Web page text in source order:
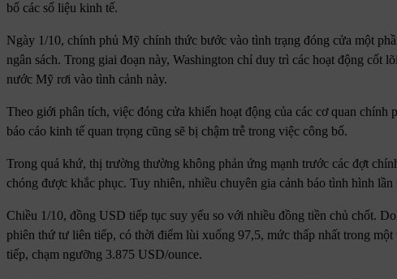
bố các số liệu kinh tế.
Ngày 1/10, chính phủ Mỹ chính thức bước vào tình trạng đóng cửa một
ngân sách. Trong giai đoạn này, Washington chỉ duy trì các hoạt động cốt
nước Mỹ rơi vào tình cảnh này.
Theo giới phân tích, việc đóng cửa khiến hoạt động của các cơ quan
báo cáo kinh tế quan trọng cũng sẽ bị chậm trễ trong việc công bố.
Trong quá khứ, thị trường thường không phản ứng mạnh trước các đợt
chóng được khắc phục. Tuy nhiên, nhiều chuyên gia cảnh báo tình hình
Chiều 1/10, đồng USD tiếp tục suy yếu so với nhiều đồng tiền chủ chốt.
phiên thứ tư liên tiếp, có thời điểm lùi xuống 97,5, mức thấp nhất trong
tiếp, chạm ngưỡng 3.875 USD/ounce.